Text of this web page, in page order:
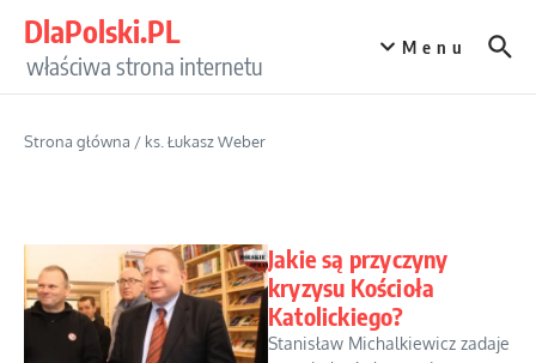
DlaPolski.PL
właściwa strona internetu
Menu
Strona główna / ks. Łukasz Weber
Jakie są przyczyny
kryzysu Kościoła
Katolickiego?
Stanisław Michalkiewicz zadaje